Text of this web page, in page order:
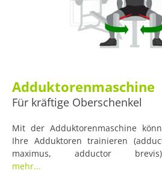
Adduktorenmaschine
Für kräftige Oberschenkel
Mit der Adduktorenmaschine
Ihre Adduktoren trainieren
maximus, adductor
Adduktorenmaschine zur
mehr...